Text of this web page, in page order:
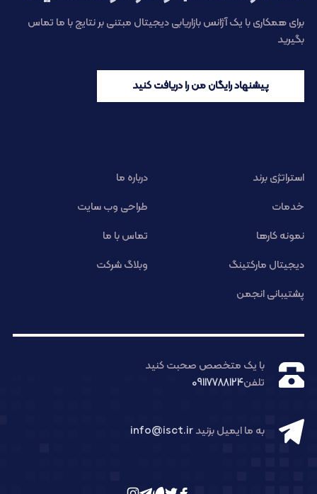
برای همکاری با یک آژانس بازاریابی دیجیتال مبتنی بر نتایج با ما تماس
بگیرید
پیشنهاد رایگان من را دریافت کنید
استراتژی برند
درباره ما
خدمات
طراحی وب سایت
نمونه کارها
تماس با ما
دیجیتال مارکتینگ
وبلاگ شرکت
پشتیبانی انجمن
با یک متخصص صحبت کنید
تلفن09117788124
به ما ایمیل بزنیدinfo@isct.ir